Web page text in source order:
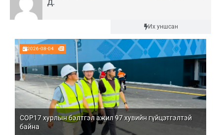
Д.
Их уншсан
2026-08-04
COP17 хурлын бэлтгэл ажил 97 хувийн гүйцэтгэлтэй
байна